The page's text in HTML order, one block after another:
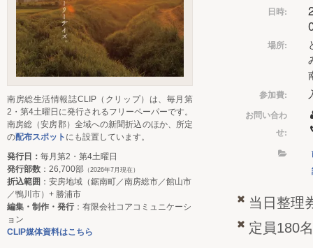
日時:
場所:
参加費:
お問い合わ
せ:
当日整理
定員180名
南房総生活情報誌CLIP（クリップ）は、毎月第
2・第4土曜日に発行されるフリーペーパーです。
南房総（安房郡）全域への新聞折込のほか、所定
の配布スポット にも設置しています。
発行日： 毎月第2・第4土曜日
発行部数 ：26,700部 （2026年7月現在）
折込範囲 ：安房地域（鋸南町／南房総市／館山市
／鴨川市）+ 勝浦市
編集・制作・発行：有限会社コアコミュニケーシ
ョン
CLIP媒体資料はこちら